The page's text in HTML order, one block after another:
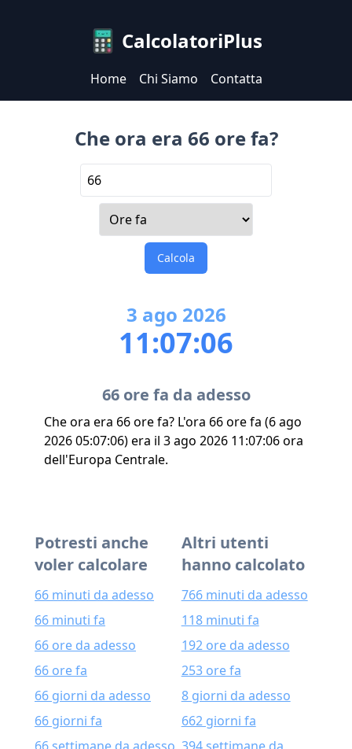
CalcolatoriPlus
Home Chi Siamo Contatta
Che ora era 66 ore fa?
Calcola
3 ago 2026
11:07:06
66 ore fa da adesso
Che ora era 66 ore fa? L'ora 66 ore fa (6 ago
2026 05:07:06) era il 3 ago 2026 11:07:06 ora
dell'Europa Centrale.
Potresti anche
voler calcolare
66 minuti da adesso
66 minuti fa
66 ore da adesso
66 ore fa
66 giorni da adesso
66 giorni fa
Altri utenti
hanno calcolato
766 minuti da adesso
118 minuti fa
192 ore da adesso
253 ore fa
8 giorni da adesso
662 giorni fa